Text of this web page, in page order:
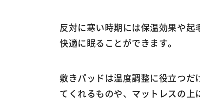
反対に寒い時期には保温効果や
快適に眠ることができます。
敷きパッドは温度調整に役立つ
てくれるものや、マットレスの